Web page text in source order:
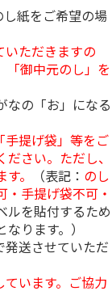
紙をご希望の場
ただきますの
「御中元のし」を
なの「お」になる
手提げ袋」等をご
さい。ただし、
。
（表記： のし
手提げ袋不可・
ルを貼付するため
ります。）
送させていただ
います。ご協力